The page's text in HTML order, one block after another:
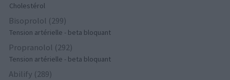
Cholestérol
Bisoprolol (299)
Tension artérielle - beta bloquant
Propranolol (292)
Tension artérielle - beta bloquant
Abilify (289)